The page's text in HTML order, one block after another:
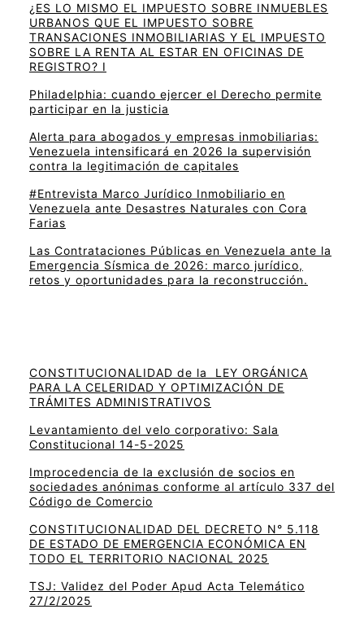
¿ES LO MISMO EL IMPUESTO SOBRE INMUEBLES
URBANOS QUE EL IMPUESTO SOBRE
TRANSACIONES INMOBILIARIAS Y EL IMPUESTO
SOBRE LA RENTA AL ESTAR EN OFICINAS DE
REGISTRO? I
Philadelphia: cuando ejercer el Derecho permite
participar en la justicia
Alerta para abogados y empresas inmobiliarias:
Venezuela intensificará en 2026 la supervisión
contra la legitimación de capitales
#Entrevista Marco Jurídico Inmobiliario en
Venezuela ante Desastres Naturales con Cora
Farias
Las Contrataciones Públicas en Venezuela ante la
Emergencia Sísmica de 2026: marco jurídico,
retos y oportunidades para la reconstrucción.
CONSTITUCIONALIDAD de la LEY ORGÁNICA
PARA LA CELERIDAD Y OPTIMIZACIÓN DE
TRÁMITES ADMINISTRATIVOS
Levantamiento del velo corporativo: Sala
Constitucional 14-5-2025
Improcedencia de la exclusión de socios en
sociedades anónimas conforme al artículo 337 del
Código de Comercio
CONSTITUCIONALIDAD DEL DECRETO N° 5.118
DE ESTADO DE EMERGENCIA ECONÓMICA EN
TODO EL TERRITORIO NACIONAL 2025
TSJ: Validez del Poder Apud Acta Telemático
27/2/2025